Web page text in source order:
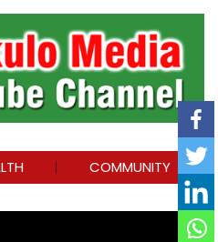
COMMUNITY